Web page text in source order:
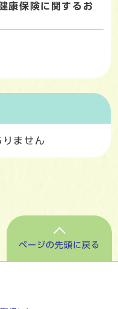
康保険に関するお
ません
ページの先頭に戻る